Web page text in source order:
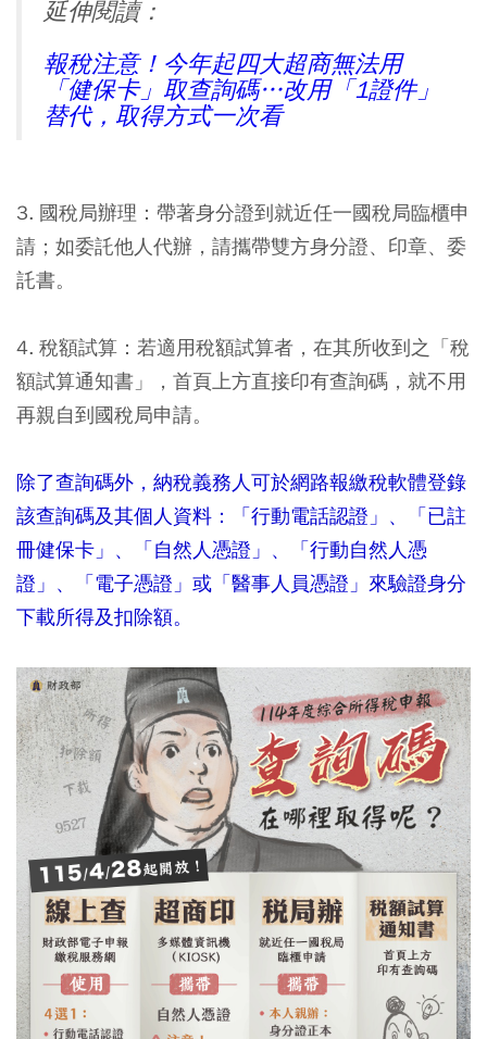
延伸閱讀：
報稅注意！今年起四大超商無法用
「健保卡」取查詢碼…改用「1證件」
替代，取得方式一次看
3. 國稅局辦理： 帶著身分證到就近任一國稅局臨櫃申
請；如委託他人代辦，請攜帶雙方身分證、印章、委
託書。
4. 稅額試算： 若適用稅額試算者，在其所收到之「稅
額試算通知書」，首頁上方直接印有查詢碼，就不用
再親自到國稅局申請。
除了查詢碼外，納稅義務人可於網路報繳稅軟體登錄
該查詢碼及其個人資料：「行動電話認證」、「已註
冊健保卡」、「自然人憑證」、「行動自然人憑
證」、「電子憑證」或「醫事人員憑證」來驗證身分
下載所得及扣除額。